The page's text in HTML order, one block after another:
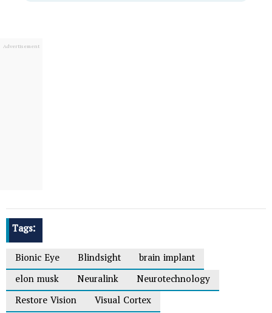
Tags:
Bionic Eye
Blindsight
brain implant
elon musk
Neuralink
Neurotechnology
Restore Vision
Visual Cortex